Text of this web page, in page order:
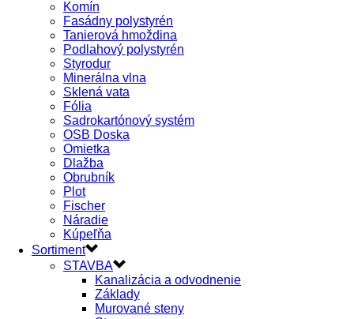
Komín
Fasádny polystyrén
Tanierová hmoždina
Podlahový polystyrén
Styrodur
Minerálna vlna
Sklená vata
Fólia
Sadrokartónový systém
OSB Doska
Omietka
Dlažba
Obrubník
Plot
Fischer
Náradie
Kúpeľňa
Sortiment
STAVBA
Kanalizácia a odvodnenie
Základy
Murované steny